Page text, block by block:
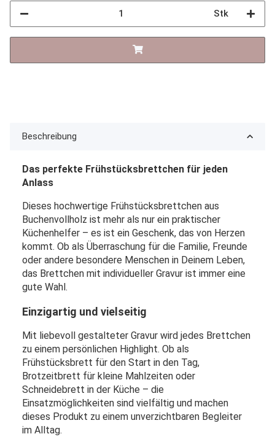
Stk
Beschreibung
Das perfekte Frühstücksbrettchen für jeden
Anlass
Dieses hochwertige Frühstücksbrettchen aus
Buchenvollholz ist mehr als nur ein praktischer
Küchenhelfer – es ist ein Geschenk, das von Herzen
kommt. Ob als Überraschung für die Familie, Freunde
oder andere besondere Menschen in Deinem Leben,
das Brettchen mit individueller Gravur ist immer eine
gute Wahl.
Einzigartig und vielseitig
Mit liebevoll gestalteter Gravur wird jedes Brettchen
zu einem persönlichen Highlight. Ob als
Frühstücksbrett für den Start in den Tag,
Brotzeitbrett für kleine Mahlzeiten oder
Schneidebrett in der Küche – die
Einsatzmöglichkeiten sind vielfältig und machen
dieses Produkt zu einem unverzichtbaren Begleiter
im Alltag.